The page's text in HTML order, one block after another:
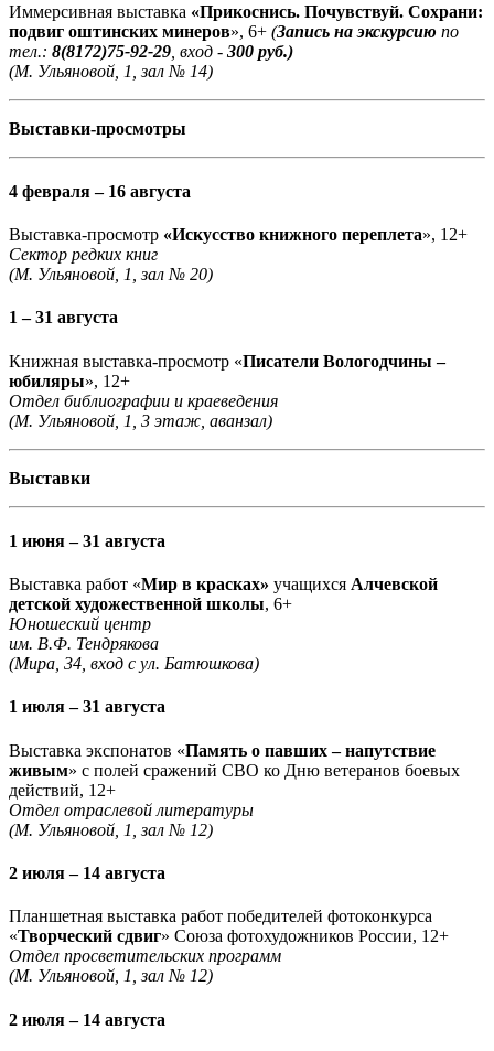
Иммерсивная выставка «Прикоснись. Почувствуй. Сохрани:
подвиг оштинских минеров», 6+ (Запись на экскурсию по
тел.: 8(8172)75-92-29 , вход - 300 руб.)
(М. Ульяновой, 1, зал № 14)
Выставки-просмотры
4 февраля – 16 августа
Выставка-просмотр «Искусство книжного переплета», 12+
Сектор редких книг
(М. Ульяновой, 1, зал № 20)
1 – 31 августа
Книжная выставка-просмотр «Писатели Вологодчины –
юбиляры», 12+
Отдел библиографии и краеведения
(М. Ульяновой, 1, 3 этаж, аванзал)
Выставки
1 июня – 31 августа
Выставка работ «Мир в красках» учащихся Алчевской
детской художественной школы, 6+
Юношеский центр
им. В.Ф. Тендрякова
(Мира, 34, вход с ул. Батюшкова)
1 июля – 31 августа
Выставка экспонатов «Память о павших – напутствие
живым» с полей сражений СВО ко Дню ветеранов боевых
действий, 12+
Отдел отраслевой литературы
(М. Ульяновой, 1, зал № 12)
2 июля – 14 августа
Планшетная выставка работ победителей фотоконкурса
«Творческий сдвиг» Союза фотохудожников России, 12+
Отдел просветительских программ
(М. Ульяновой, 1, зал № 12)
2 июля – 14 августа